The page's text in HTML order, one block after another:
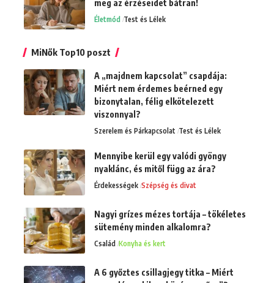
meg az érzéseidet bátran!
Életmód Test és Lélek
MiNők Top10 poszt
A „majdnem kapcsolat” csapdája:
Miért nem érdemes beérned egy
bizonytalan, félig elkötelezett
viszonnyal?
Szerelem és Párkapcsolat Test és Lélek
Mennyibe kerül egy valódi gyöngy
nyaklánc, és mitől függ az ára?
Érdekességek Szépség és divat
Nagyi grízes mézes tortája – tökéletes
sütemény minden alkalomra?
Család Konyha és kert
A 6 győztes csillagjegy titka – Miért